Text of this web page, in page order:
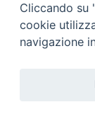
- Tutti i
Cliccando su
cookie
navigazione